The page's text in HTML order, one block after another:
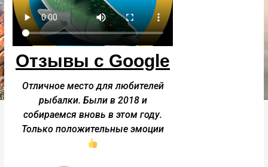
Отзывы с Google
Отличное место для любителей
рыбалки. Были в 2018 и
собираемся вновь в этом году.
Только положительные эмоции
воздух.